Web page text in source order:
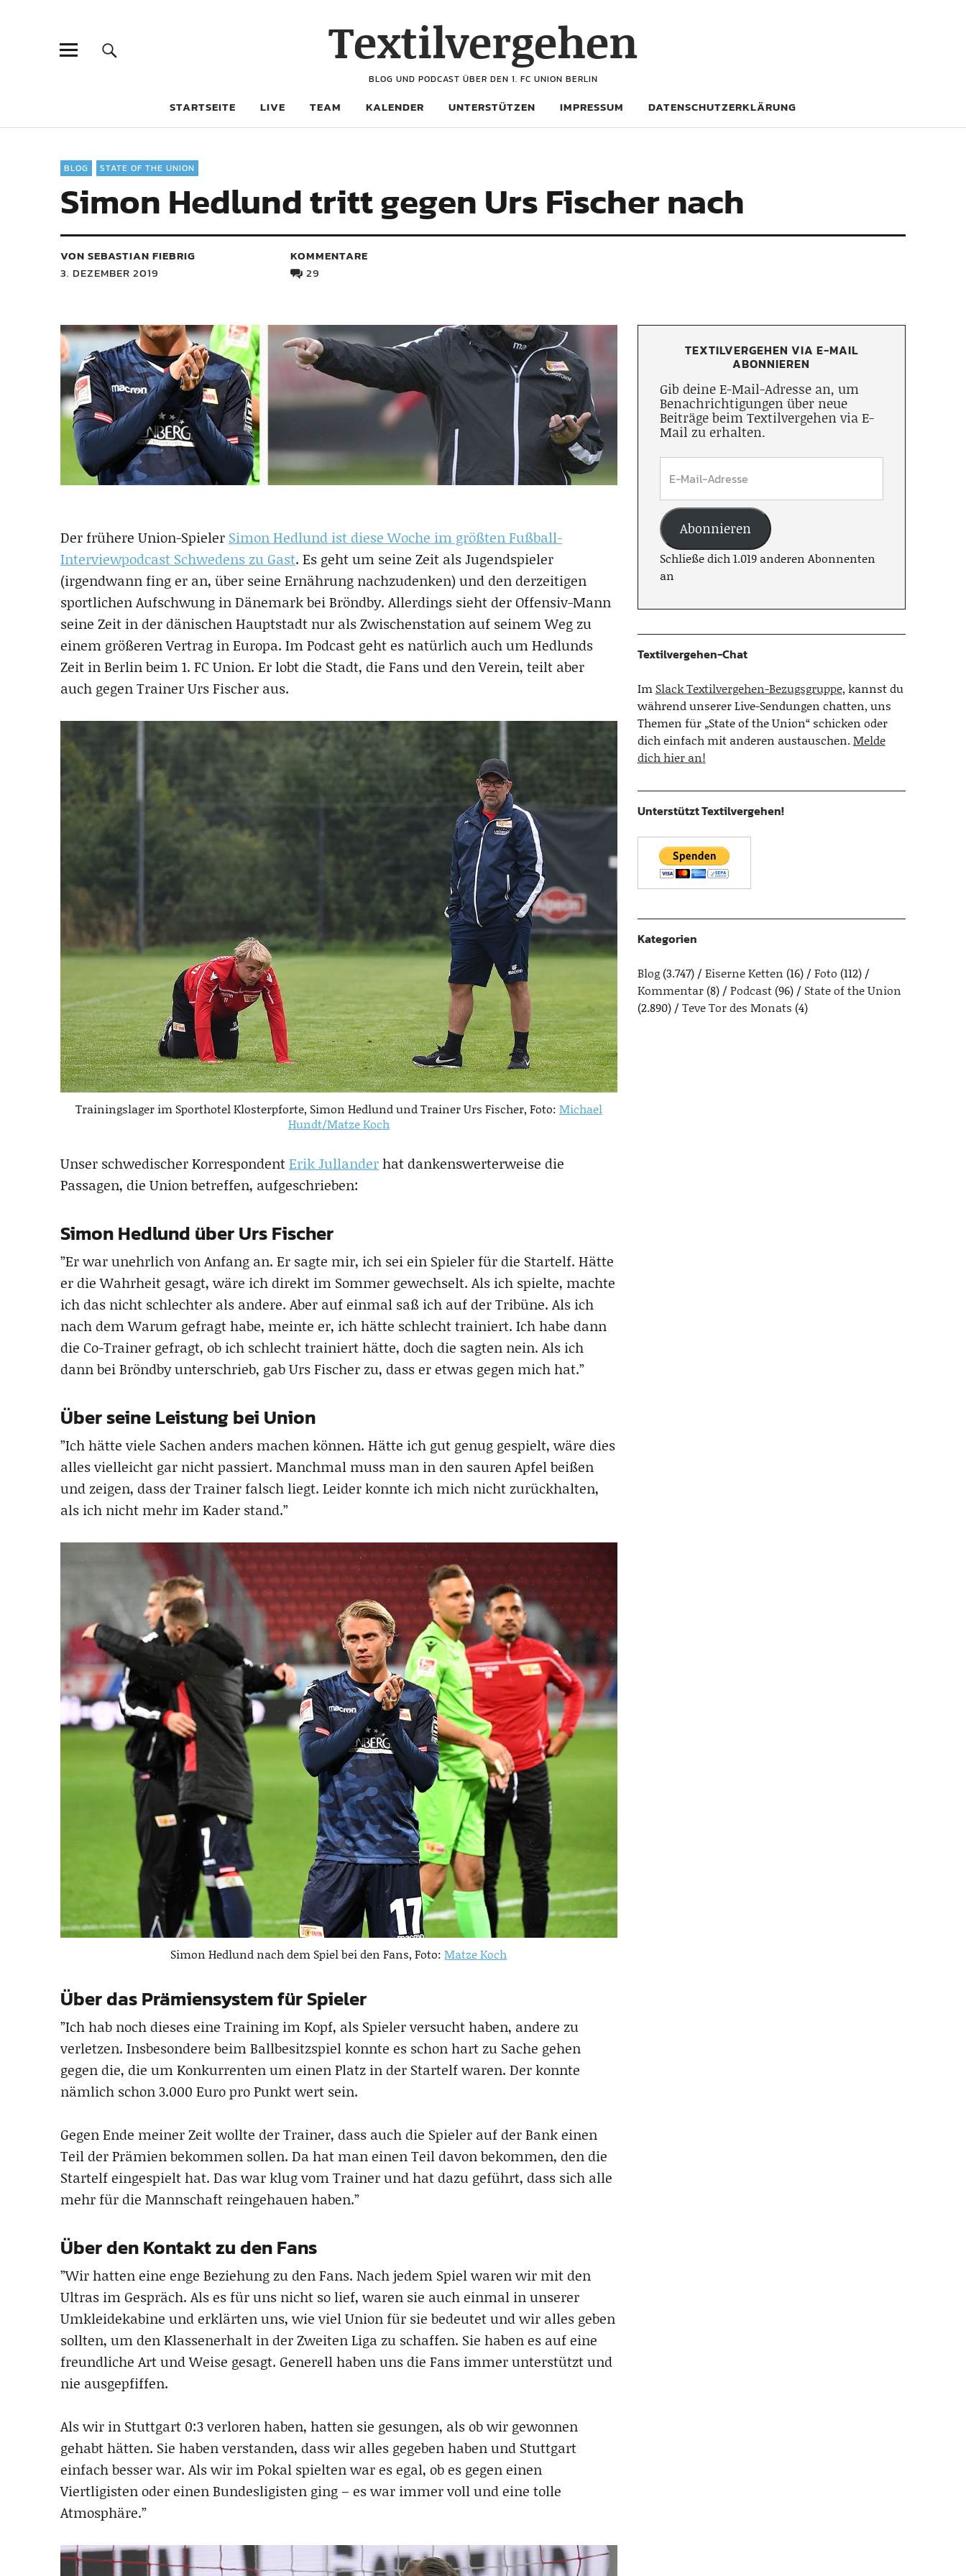
Textilvergehen
BLOG UND PODCAST ÜBER DEN 1. FC UNION BERLIN
STARTSEITE LIVE TEAM KALENDER UNTERSTÜTZEN IMPRESSUM DATENSCHUTZERKLÄRUNG
BLOG STATE OF THE UNION
Simon Hedlund tritt gegen Urs Fischer nach
VON SEBASTIAN FIEBRIG
3. DEZEMBER 2019
KOMMENTARE
29
Der frühere Union-Spieler Simon Hedlund ist diese Woche im größten Fußball-
Interviewpodcast Schwedens zu Gast. Es geht um seine Zeit als Jugendspieler
(irgendwann fing er an, über seine Ernährung nachzudenken) und den derzeitigen
sportlichen Aufschwung in Dänemark bei Bröndby. Allerdings sieht der Offensiv-Mann
seine Zeit in der dänischen Hauptstadt nur als Zwischenstation auf seinem Weg zu
einem größeren Vertrag in Europa. Im Podcast geht es natürlich auch um Hedlunds
Zeit in Berlin beim 1. FC Union. Er lobt die Stadt, die Fans und den Verein, teilt aber
auch gegen Trainer Urs Fischer aus.
Trainingslager im Sporthotel Klosterpforte, Simon Hedlund und Trainer Urs Fischer, Foto: Michael
Hundt/Matze Koch
Unser schwedischer KorrespondentErik Jullanderhat dankenswerterweise die
Passagen, die Union betreffen, aufgeschrieben:
Simon Hedlund über Urs Fischer
”Er war unehrlich von Anfang an. Er sagte mir, ich sei ein Spieler für die Startelf. Hätte
er die Wahrheit gesagt, wäre ich direkt im Sommer gewechselt. Als ich spielte, machte
ich das nicht schlechter als andere. Aber auf einmal saß ich auf der Tribüne. Als ich
nach dem Warum gefragt habe, meinte er, ich hätte schlecht trainiert. Ich habe dann
die Co-Trainer gefragt, ob ich schlecht trainiert hätte, doch die sagten nein. Als ich
dann bei Bröndby unterschrieb, gab Urs Fischer zu, dass er etwas gegen mich hat.”
Über seine Leistung bei Union
”Ich hätte viele Sachen anders machen können. Hätte ich gut genug gespielt, wäre dies
alles vielleicht gar nicht passiert. Manchmal muss man in den sauren Apfel beißen
und zeigen, dass der Trainer falsch liegt. Leider konnte ich mich nicht zurückhalten,
als ich nicht mehr im Kader stand.”
Simon Hedlund nach dem Spiel bei den Fans, Foto:Matze Koch
Über das Prämiensystem für Spieler
”Ich hab noch dieses eine Training im Kopf, als Spieler versucht haben, andere zu
verletzen. Insbesondere beim Ballbesitzspiel konnte es schon hart zu Sache gehen
gegen die, die um Konkurrenten um einen Platz in der Startelf waren. Der konnte
nämlich schon 3.000 Euro pro Punkt wert sein.
Gegen Ende meiner Zeit wollte der Trainer, dass auch die Spieler auf der Bank einen
Teil der Prämien bekommen sollen. Da hat man einen Teil davon bekommen, den die
Startelf eingespielt hat. Das war klug vom Trainer und hat dazu geführt, dass sich alle
mehr für die Mannschaft reingehauen haben.”
Über den Kontakt zu den Fans
”Wir hatten eine enge Beziehung zu den Fans. Nach jedem Spiel waren wir mit den
Ultras im Gespräch. Als es für uns nicht so lief, waren sie auch einmal in unserer
Umkleidekabine und erklärten uns, wie viel Union für sie bedeutet und wir alles geben
sollten, um den Klassenerhalt in der Zweiten Liga zu schaffen. Sie haben es auf eine
freundliche Art und Weise gesagt. Generell haben uns die Fans immer unterstützt und
nie ausgepfiffen.
Als wir in Stuttgart 0:3 verloren haben, hatten sie gesungen, als ob wir gewonnen
gehabt hätten. Sie haben verstanden, dass wir alles gegeben haben und Stuttgart
einfach besser war. Als wir im Pokal spielten war es egal, ob es gegen einen
Viertligisten oder einen Bundesligisten ging – es war immer voll und eine tolle
Atmosphäre.”
TEXTILVERGEHEN VIA E-MAIL
ABONNIEREN
Gib deine E-Mail-Adresse an, um
Benachrichtigungen über neue
Beiträge beim Textilvergehen via E-
Mail zu erhalten.
Abonnieren
Schließe dich 1.019 anderen Abonnenten
an
Textilvergehen-Chat
Im Slack Textilvergehen-Bezugsgruppe, kannst du
während unserer Live-Sendungen chatten, uns
Themen für „State of the Union“ schicken oder
dich einfach mit anderen austauschen.Melde
dich hier an!
Unterstützt Textilvergehen!
Kategorien
Blog(3.747) Eiserne Ketten (16) Foto (112)
Kommentar(8) Podcast(96)
State of the Union
(2.890)
Teve Tor des Monats (4)